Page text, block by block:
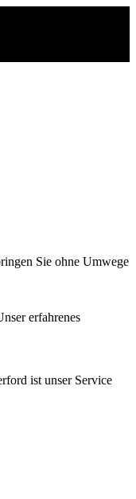
Sie ohne Umwege
erfahrenes
ist unser Service